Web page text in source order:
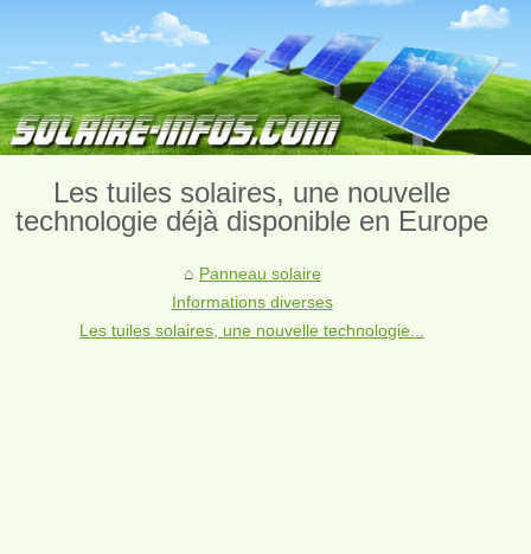
Les tuiles solaires, une nouvelle
technologie déjà disponible en Europe
Panneau solaire
Informations diverses
Les tuiles solaires, une nouvelle technologie...